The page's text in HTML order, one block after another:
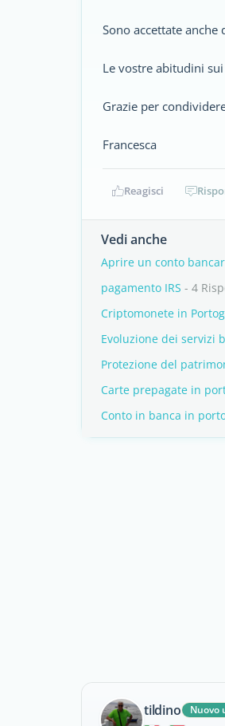
Sono accettate
Le vostre abitudini
Grazie per
Francesca
Reagisci
Vedi anche
Aprire un conto
pagamento IRS - 4
Criptomonete in
Evoluzione dei servizi
Protezione del
Carte prepagate in
Conto in banca in
tildino
Nuovo